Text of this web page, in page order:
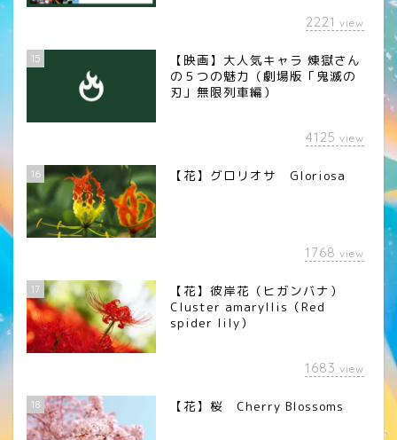
2221 view
15
【映画】大人気キャラ 煉󠄁獄さん
の５つの魅力（劇場版「鬼滅の
刃」無限列車編）
4125 view
16 【花】グロリオサ Gloriosa
1768 view
17
【花】彼岸花（ヒガンバナ）
Cluster amaryllis（Red
spider lily）
1683 view
18 【花】桜 Cherry Blossoms